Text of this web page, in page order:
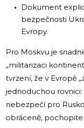
Dokument
bezpečnosti
Evropy.
Pro Moskvu je
„militarizaci
tvrzení, že v Evropě
jednoduchou rovnici:
nebezpečí pro
obráceně,